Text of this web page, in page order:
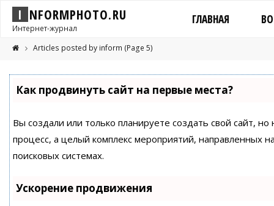
I NFORMPHOTO.RU
Интернет-журнал
ГЛАВНАЯ
Articles posted by inform (Page 5)
Как продвинуть сайт на первые места?
Вы создали или только планируете создать свой сайт,
процесс, а целый комплекс мероприятий, направленных
поисковых системах.
Ускорение продвижения